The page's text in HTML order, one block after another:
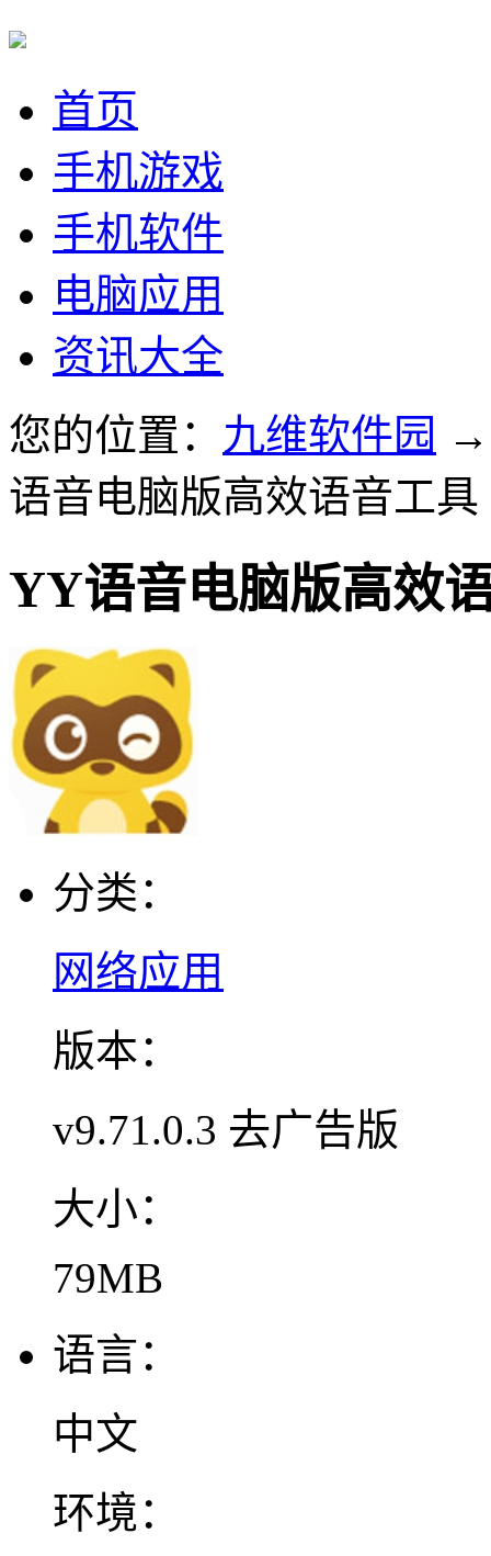
首页
手机游戏
手机软件
电脑应用
资讯大全
您的位置： 九维软件园
语音电脑版高效语音工具
YY语音电脑版高效
分类：
网络应用
版本：
v9.71.0.3 去广告版
大小：
79MB
语言：
中文
环境：